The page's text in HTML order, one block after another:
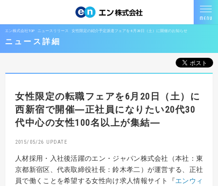
エン株式会社TOP ニュースリリース 女性限定の紹介予定派遣フェアを 6月20日（土）に開催のお知らせ
ニュース詳細
女性限定の転職フェアを6月20日（土）に
西新宿で開催―正社員になりたい20代30
代中心の女性100名以上が集結―
2015/05/26
人材採用・入社後活躍のエン・ジャパン株式会社（本社：東
京都新宿区、代表取締役社長：鈴木孝二）が運営する、正社
員で働くことを希望する女性向け求人情報サイト『エンウィ